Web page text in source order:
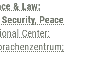
& Law:
Peace
Center: